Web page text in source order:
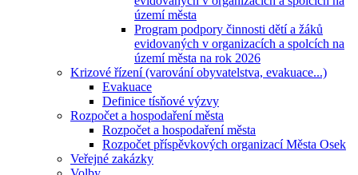
území města
Program podpory činnosti dětí a žáků
evidovaných v organizacích a spolcích na
území města na rok 2026
Krizové řízení (varování obyvatelstva, evakuace...)
Evakuace
Definice tísňové výzvy
Rozpočet a hospodaření města
Rozpočet a hospodaření města
Rozpočet příspěvkových organizací Města Osek
Veřejné zakázky